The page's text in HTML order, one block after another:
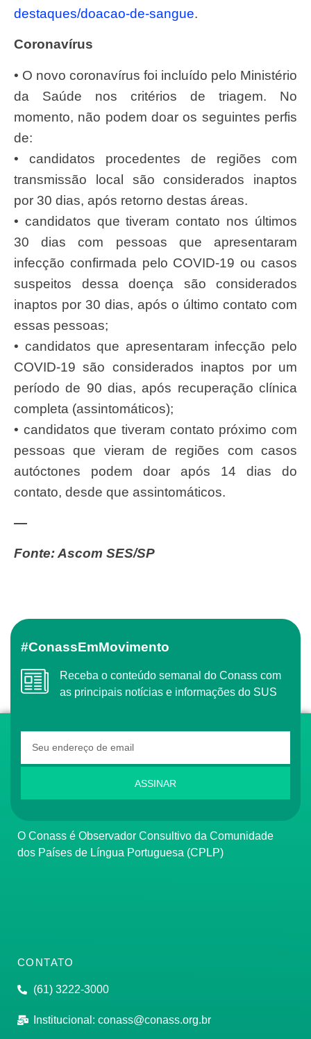
destaques/doacao-de-sangue.
Coronavírus
• O novo coronavírus foi incluído pelo Ministério
da Saúde nos critérios de triagem. No
momento, não podem doar os seguintes perfis
de:
• candidatos procedentes de regiões com
transmissão local são considerados inaptos
por 30 dias, após retorno destas áreas.
• candidatos que tiveram contato nos últimos
30 dias com pessoas que apresentaram
infecção confirmada pelo COVID-19 ou casos
suspeitos dessa doença são considerados
inaptos por 30 dias, após o último contato com
essas pessoas;
• candidatos que apresentaram infecção pelo
COVID-19 são considerados inaptos por um
período de 90 dias, após recuperação clínica
completa (assintomáticos);
• candidatos que tiveram contato próximo com
pessoas que vieram de regiões com casos
autóctones podem doar após 14 dias do
contato, desde que assintomáticos.
—
Fonte: Ascom SES/SP
#ConassEmMovimento
Receba o conteúdo semanal do Conass com
as principais notícias e informações do SUS
ASSINAR
O Conass é Observador Consultivo da Comunidade
dos Países de Língua Portuguesa (CPLP)
CONTATO
(61) 3222-3000
Institucional: conass@conass.org.br